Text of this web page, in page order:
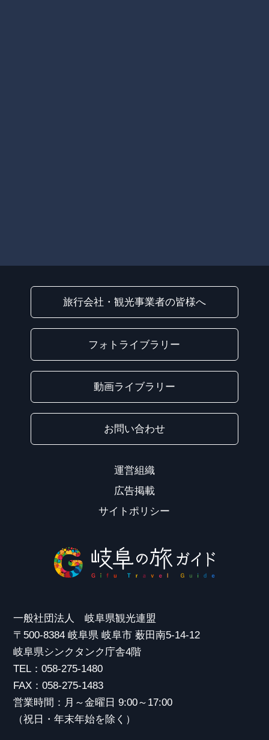
旅行会社・観光事業者の皆様へ
フォトライブラリー
動画ライブラリー
お問い合わせ
運営組織
広告掲載
サイトポリシー
一般社団法人 岐阜県観光連盟
〒500-8384 岐阜県 岐阜市 薮田南5-14-12
岐阜県シンクタンク庁舎4階
TEL：058-275-1480
FAX：058-275-1483
営業時間：月～金曜日 9:00～17:00
（祝日・年末年始を除く）